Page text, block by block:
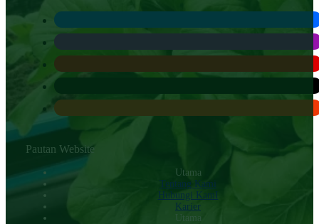
Pautan Website
Utama
Tentang Kami
Hubungi KamI
Karier
Utama